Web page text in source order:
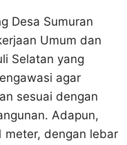
Desa Sumuran
Umum dan
Selatan yang
agar
sesuai dengan
Adapun,
meter, dengan lebar